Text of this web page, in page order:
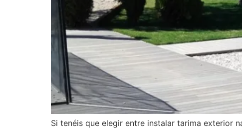
Si tenéis que elegir entre instalar tarima exterior